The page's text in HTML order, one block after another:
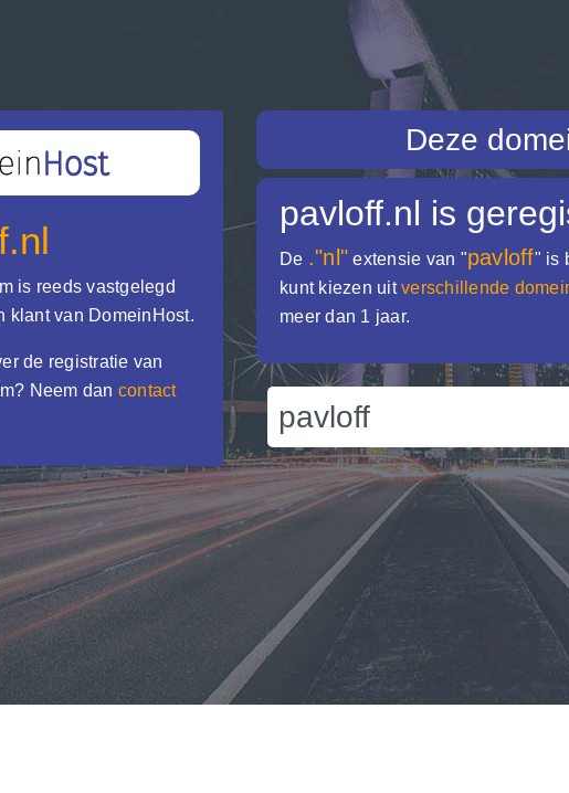
is reeds vastgelegd
klant van DomeinHost.
de registratie van
Neem dan contact
Deze
pavloff.nl is
De ."nl" extensie van "pavloff" is
kunt kiezen uitverschillende
meer dan 1 jaar.